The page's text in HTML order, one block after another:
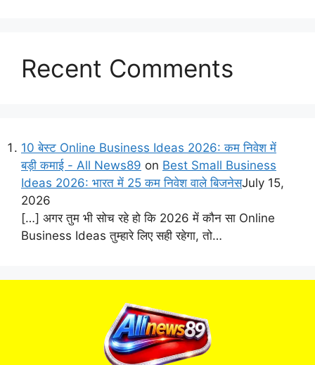
Recent Comments
10 बेस्ट Online Business Ideas 2026: कम निवेश में
बड़ी कमाई - All News89 on Best Small Business
Ideas 2026: भारत में 25 कम निवेश वाले बिजनेसJuly 15,
2026
[…] अगर तुम भी सोच रहे हो कि 2026 में कौन सा Online
Business Ideas तुम्हारे लिए सही रहेगा, तो…